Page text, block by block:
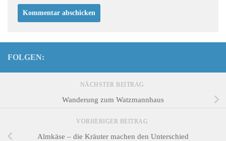
FOLGEN:
NÄCHSTER BEITRAG
Wanderung zum Watzmannhaus
VORHERIGER BEITRAG
Almkäse – die Kräuter machen den Unterschied